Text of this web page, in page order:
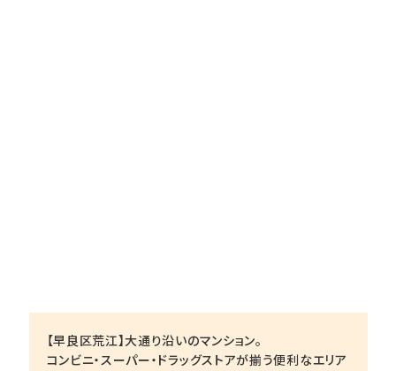
【早良区荒江】大通り沿いのマンション。
コンビニ・スーパー・ドラッグストアが揃う便利なエリア